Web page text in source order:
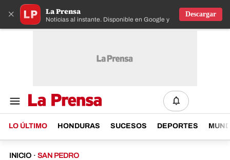
× La Prensa
Noticias al instante. Disponible en Google y IOS
Descargar
LO ÚLTIMO HONDURAS SUCESOS DEPORTES
INICIO · SAN PEDRO